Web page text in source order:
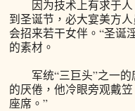
因为技术上有求于人
到圣诞节，必大宴美方
会招来若干女伴。“圣诞
的素材。
军统“三巨头”之一的
的厌倦，他冷眼旁观戴
座席。”